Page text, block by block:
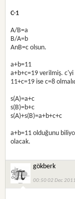
C-1
A/B=a
B/A=b
AnB=c olsun.
a+b=11
a+b+c=19 verilmiş.
11+c=19 ise c=8
s(A)=a+c
s(B)=b+c
s(A)+s(B)=a+b+c+c
a+b=11 olduğunu
olacak.
gökberk
00:50 02 Dec 2011